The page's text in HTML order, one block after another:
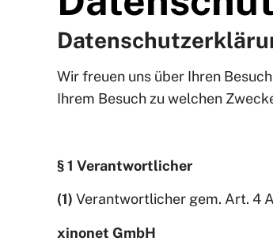
Wir freuen uns über Ihren
Ihrem Besuch zu welchen
§ 1 Verantwortlicher
(1) Verantwortlicher gem. Art. 4
xinonet GmbH